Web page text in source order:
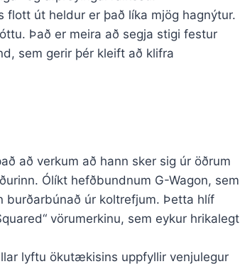
flott út heldur er það líka mjög hagnýtur.
Það er meira að segja stigi festur
sem gerir þér kleift að klifra
að verkum að hann sker sig úr öðrum
Ólíkt hefðbundnum G-Wagon, sem
burðarbúnað úr koltrefjum. Þetta hlíf
vörumerkinu, sem eykur hrikalegt
lyftu ökutækisins uppfyllir venjulegur